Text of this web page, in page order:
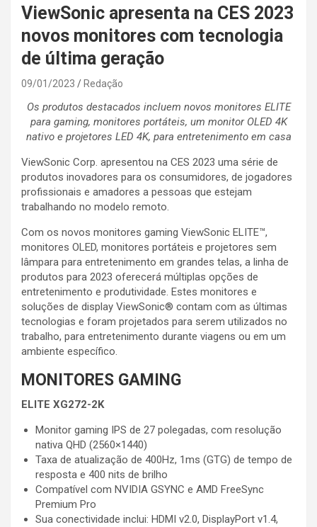
ViewSonic apresenta na CES 2023
novos monitores com tecnologia
de última geração
09/01/2023 Redação
Os produtos destacados incluem novos monitores ELITE
para gaming, monitores portáteis, um monitor OLED 4K
nativo e projetores LED 4K, para entretenimento em casa
ViewSonic Corp. apresentou na CES 2023 uma série de
produtos inovadores para os consumidores, de jogadores
profissionais e amadores a pessoas que estejam
trabalhando no modelo remoto.
Com os novos monitores gaming ViewSonic ELITE™,
monitores OLED, monitores portáteis e projetores sem
lâmpara para entretenimento em grandes telas, a linha de
produtos para 2023 oferecerá múltiplas opções de
entretenimento e produtividade. Estes monitores e
soluções de display ViewSonic® contam com as últimas
tecnologias e foram projetados para serem utilizados no
trabalho, para entretenimento durante viagens ou em um
ambiente específico.
MONITORES GAMING
ELITE XG272-2K
Monitor gaming IPS de 27 polegadas, com resolução
nativa QHD (2560×1440)
Taxa de atualização de 400Hz, 1ms (GTG) de tempo de
resposta e 400 nits de brilho
Compatível com NVIDIA GSYNC e AMD FreeSync
Premium Pro
Sua conectividade inclui: HDMI v2.0, DisplayPort v1.4,